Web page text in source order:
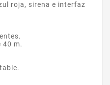
roja, sirena e interfaz
40 m.